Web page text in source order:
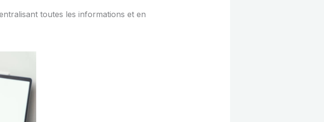
toutes les informations et en